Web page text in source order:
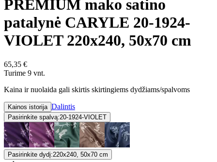
PREMIUM mako satino
patalynė CARYLE 20-1924-
VIOLET 220x240, 50x70 cm
65,35 €
Turime 9 vnt.
Kaina ir nuolaida gali skirtis skirtingiems dydžiams/spalvoms
Kainos istorija Dalintis
Pasirinkite spalvą:20-1924-VIOLET
Pasirinkite dydį:220x240, 50x70 cm